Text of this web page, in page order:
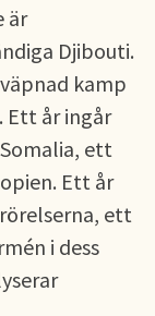
är
Djibouti.
kamp
Ett år ingår
ett
Ett år
ett
i dess